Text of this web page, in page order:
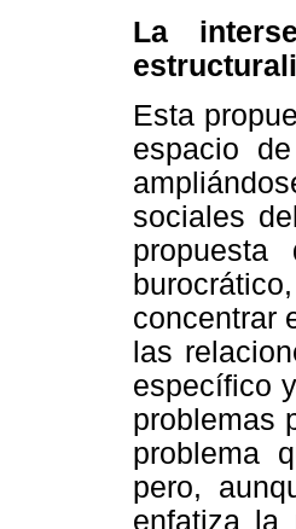
La
Esta
espacio
sociales
concentrar
las
específico
problemas
problema
pero,
enfatiza la